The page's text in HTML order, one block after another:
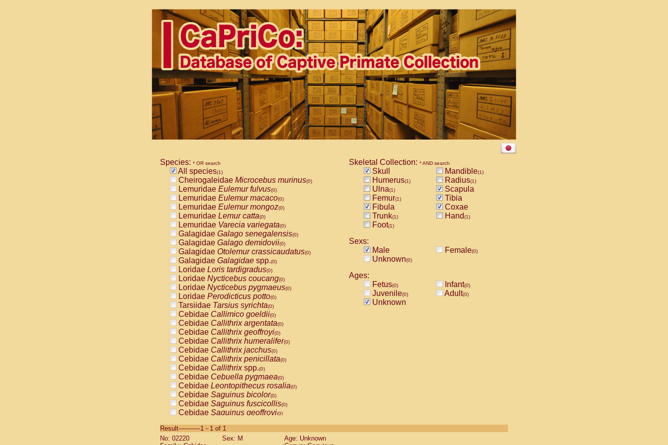
Species: * OR search
All species(1)
Cheirogaleidae Microcebus murinus(0)
Lemuridae Eulemur fulvus(0)
Lemuridae Eulemur macaco(0)
Lemuridae Eulemur mongoz(0)
Lemuridae Lemur catta(0)
Lemuridae Varecia variegata(0)
Galagidae Galago senegalensis(0)
Galagidae Galago demidovii(0)
Galagidae Otolemur crassicaudatus(0)
Galagidae Galagidae spp.(0)
Loridae Loris tardigradus(0)
Loridae Nycticebus coucang(0)
Loridae Nycticebus pygmaeus(0)
Loridae Perodicticus potto(0)
Tarsiidae Tarsius syrichta(0)
Cebidae Callimico goeldii(0)
Cebidae Callithrix argentata(0)
Cebidae Callithrix geoffroyi(0)
Cebidae Callithrix humeralifer(0)
Cebidae Callithrix jacchus(0)
Cebidae Callithrix penicillata(0)
Cebidae Callithrixspp.(0)
Cebidae Cebuella pygmaea(0)
Cebidae Leontopithecus rosalia(0)
Cebidae Saguinus bicolor(0)
Cebidae Saguinus fuscicollis(0)
Cebidae Saguinus geoffroyi(0)
CebidaeSaguinus labiatus(0)
Cebidae Saguinus leucopus (0)
Skeletal Collection: * AND search
Skull Mandible(1)
Humerus(1) Radius(1)
Ulna(1)
Scapula
Femur(1)
Tibia
Fibula
Coxae
Trunk(1) Hand(1)
Foot(1)
Sexs:
Male
Female(0)
Unknown(0)
Ages:
Fetus(0) Infant(0)
Juvenile(0) Adult(0)
Unknown
Result-----------1 - 1 of 1
No: 02220
Sex: M
Age: Unknown